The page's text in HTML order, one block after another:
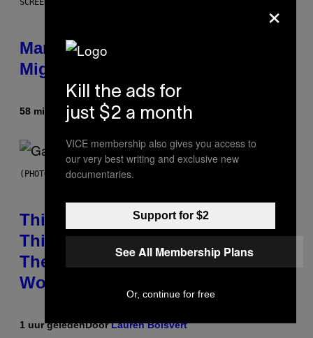
SCREENSHOT: PLAYSTATION
Marvel Tokon Year 1 DLC Fighters
Might Have Just Leaked
58 minuten geledenDoor Brent Koepp
(PHOTO BY GIE KNAEPS/GETTY IMAGES)
This 1995 Alt-Rock Band Wrote
This Moody Hit As a ‘Dig’ to
Themselves, but the Rest of the
World Obviously Related to It
1 uur geledenDoorLauren Boisvert
×
Kill the ads for
just $2 a month
VICE membership also gives you access to
our very best writing and exclusive new
documentaries.
Support for $2
See All Membership Plans
Or, continue for free